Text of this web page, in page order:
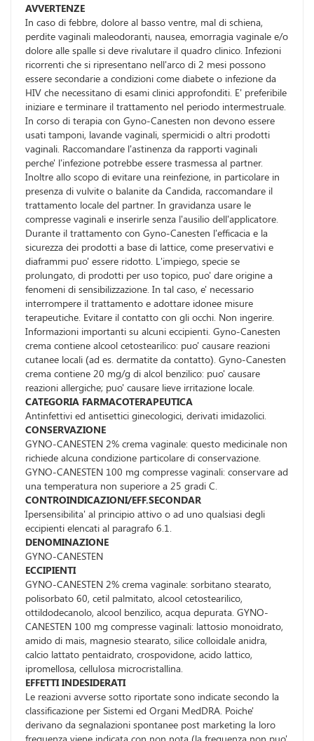
AVVERTENZE
In caso di febbre, dolore al basso ventre, mal di schiena,
perdite vaginali maleodoranti, nausea, emorragia vaginale e/o
dolore alle spalle si deve rivalutare il quadro clinico. Infezioni
ricorrenti che si ripresentano nell'arco di 2 mesi possono
essere secondarie a condizioni come diabete o infezione da
HIV che necessitano di esami clinici approfonditi. E' preferibile
iniziare e terminare il trattamento nel periodo intermestruale.
In corso di terapia con Gyno-Canesten non devono essere
usati tamponi, lavande vaginali, spermicidi o altri prodotti
vaginali. Raccomandare l'astinenza da rapporti vaginali
perche' l'infezione potrebbe essere trasmessa al partner.
Inoltre allo scopo di evitare una reinfezione, in particolare in
presenza di vulvite o balanite da Candida, raccomandare il
trattamento locale del partner. In gravidanza usare le
compresse vaginali e inserirle senza l'ausilio dell'applicatore.
Durante il trattamento con Gyno-Canesten l'efficacia e la
sicurezza dei prodotti a base di lattice, come preservativi e
diaframmi puo' essere ridotto. L'impiego, specie se
prolungato, di prodotti per uso topico, puo' dare origine a
fenomeni di sensibilizzazione. In tal caso, e' necessario
interrompere il trattamento e adottare idonee misure
terapeutiche. Evitare il contatto con gli occhi. Non ingerire.
Informazioni importanti su alcuni eccipienti. Gyno-Canesten
crema contiene alcool cetostearilico: puo' causare reazioni
cutanee locali (ad es. dermatite da contatto). Gyno-Canesten
crema contiene 20 mg/g di alcol benzilico: puo' causare
reazioni allergiche; puo' causare lieve irritazione locale.
CATEGORIA FARMACOTERAPEUTICA
Antinfettivi ed antisettici ginecologici, derivati imidazolici.
CONSERVAZIONE
GYNO-CANESTEN 2% crema vaginale: questo medicinale non
richiede alcuna condizione particolare di conservazione.
GYNO-CANESTEN 100 mg compresse vaginali: conservare ad
una temperatura non superiore a 25 gradi C.
CONTROINDICAZIONI/EFF.SECONDAR
Ipersensibilita' al principio attivo o ad uno qualsiasi degli
eccipienti elencati al paragrafo 6.1.
DENOMINAZIONE
GYNO-CANESTEN
ECCIPIENTI
GYNO-CANESTEN 2% crema vaginale: sorbitano stearato,
polisorbato 60, cetil palmitato, alcool cetostearilico,
ottildodecanolo, alcool benzilico, acqua depurata. GYNO-
CANESTEN 100 mg compresse vaginali: lattosio monoidrato,
amido di mais, magnesio stearato, silice colloidale anidra,
calcio lattato pentaidrato, crospovidone, acido lattico,
ipromellosa, cellulosa microcristallina.
EFFETTI INDESIDERATI
Le reazioni avverse sotto riportate sono indicate secondo la
classificazione per Sistemi ed Organi MedDRA. Poiche'
derivano da segnalazioni spontanee post marketing la loro